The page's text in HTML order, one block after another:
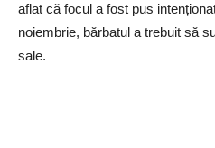
aflat că focul a fost pus
noiembrie, bărbatul a trebuit să
sale.